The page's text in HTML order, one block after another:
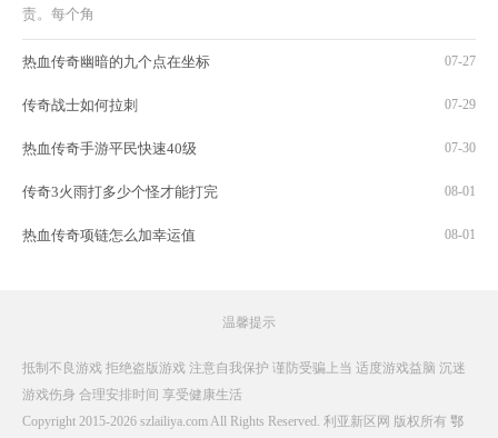
责。每个角
热血传奇幽暗的九个点在坐标 07-27
传奇战士如何拉刺 07-29
热血传奇手游平民快速40级 07-30
传奇3火雨打多少个怪才能打完 08-01
热血传奇项链怎么加幸运值 08-01
温馨提示
抵制不良游戏 拒绝盗版游戏 注意自我保护 谨防受骗上当 适度游戏益脑 沉迷
游戏伤身 合理安排时间 享受健康生活
Copyright 2015-2026 szlailiya.com All Rights Reserved. 利亚新区网 版权所有 鄂